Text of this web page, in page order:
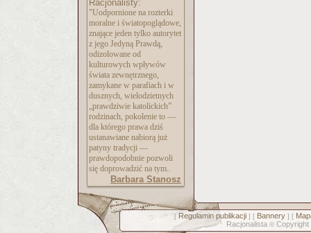
Racjonalisty:
"Uodpornione na rozterki
moralne i światopoglądowe,
znające jeden tylko autorytet
z jego Jedyną Prawdą,
odizolowane od
kulturowych wpływów
świata zewnętrznego,
zamykane w parafiach i w
dusznych, wielodzietnych
„prawdziwie katolickich”
rodzinach, pokolenie to —
dla którego prawa dziś
ustanawiane nabiorą już
patyny tradycji —
prawdopodobnie pozwoli
się doprowadzić na tym..
Barbara Stanosz
[ Regulamin publikacji] [ Bannery] [
Racjonalista © Copyright